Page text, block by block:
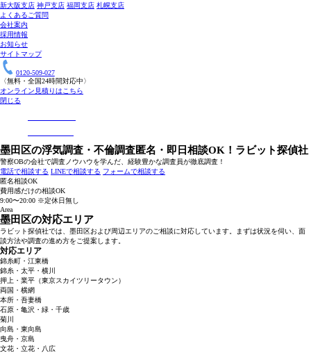
新大阪支店 神戸支店 福岡支店 札幌支店
よくあるご質問
会社案内
採用情報
お知らせ
サイトマップ
0120-509-027
〈無料・全国24時間対応中〉
オンライン見積りはこちら
閉じる
墨田区の浮気調査・不倫調査匿名・即日相談OK！ ラビット探偵社
警察OBの会社で調査ノウハウを学んだ、経験豊かな調査員が徹底調査！
電話で相談する LINEで相談する フォームで相談する
匿名相談OK
費用感だけの相談OK
9:00〜20:00 ※定休日無し
Area
墨田区の対応エリア
ラビット探偵社では、墨田区および周辺エリアのご相談に対応しています。まずは状況を伺い、面
談方法や調査の進め方をご提案します。
対応エリア
錦糸町・江東橋
錦糸・太平・横川
押上・業平（東京スカイツリータウン）
両国・横網
本所・吾妻橋
石原・亀沢・緑・千歳
菊川
向島・東向島
曳舟・京島
文花・立花・八広